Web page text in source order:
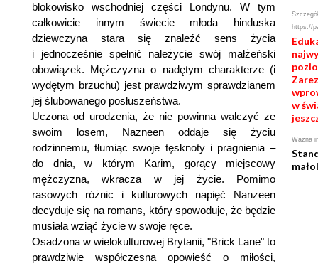
blokowisko wschodniej części Londynu. W tym
całkowicie innym świecie młoda hinduska
dziewczyna stara się znaleźć sens życia
i jednocześnie spełnić należycie swój małżeński
obowiązek. Mężczyzna o nadętym charakterze (i
wydętym brzuchu) jest prawdziwym sprawdzianem
jej ślubowanego posłuszeństwa.
Uczona od urodzenia, że nie powinna walczyć ze
swoim losem, Nazneen oddaje się życiu
rodzinnemu, tłumiąc swoje tęsknoty i pragnienia –
do dnia, w którym Karim, gorący miejscowy
mężczyzna, wkracza w jej życie. Pomimo
rasowych różnic i kulturowych napięć Nanzeen
decyduje się na romans, który spowoduje, że będzie
musiała wziąć życie w swoje ręce.
Osadzona w wielokulturowej Brytanii, "Brick Lane" to
prawdziwie współczesna opowieść o miłości,
https://
w
Ważna